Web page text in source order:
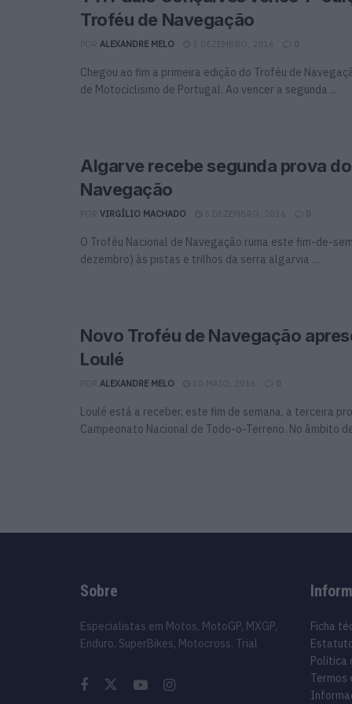
Troféu de Navegação
ALEXANDRE MELO 5 DEZEMBRO, 2016 0
Chegou ao fim a primeira edição do Troféu de
de Motociclismo de Portugal. Ao vencer a segunda ...
Algarve recebe segunda prova
Navegação
VIRGÍLIO MACHADO 5 DEZEMBRO, 2016 0
O Troféu Nacional de Navegação ruma este fim-de-
dezembro) às pistas e trilhos da serra algarvia ...
Novo Troféu de Navegação
Loulé
ALEXANDRE MELO 30 MAIO, 2016 0
Loulé está a receber, este fim de semana, a terceira
Campeonato Nacional de Todo-o-Terreno. No âmbito
Sobre
Especialistas em Motos, MotoGP, MXGP,
Enduro, SuperBikes, Motocross, Trial
Ficha
Política
Termos